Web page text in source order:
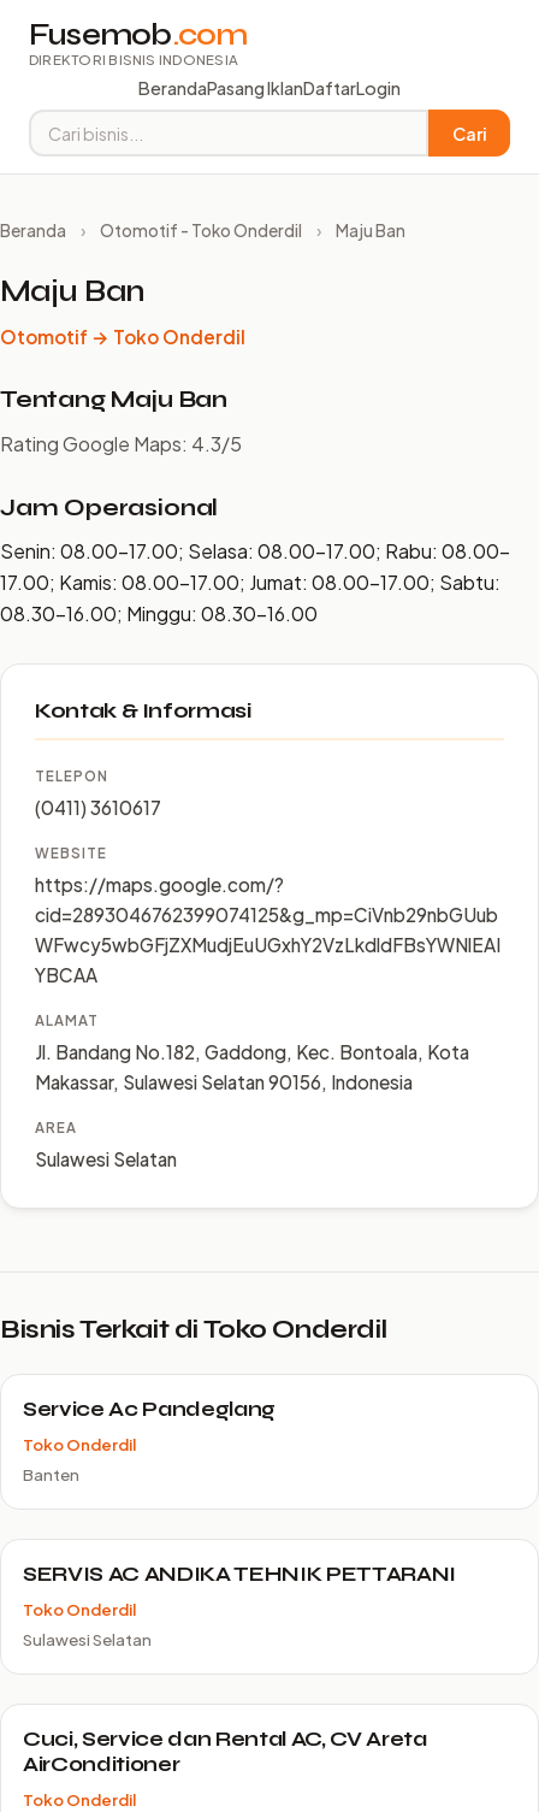
Fusemob.com
DIREKTORI BISNIS INDONESIA
BerandaPasang IklanDaftarLogin
Cari
Beranda › Otomotif - Toko Onderdil › Maju Ban
Maju Ban
Otomotif → Toko Onderdil
Tentang Maju Ban
Rating Google Maps: 4.3/5
Jam Operasional
Senin: 08.00–17.00; Selasa: 08.00–17.00; Rabu: 08.00–
17.00; Kamis: 08.00–17.00; Jumat: 08.00–17.00; Sabtu:
08.30–16.00; Minggu: 08.30–16.00
Kontak & Informasi
TELEPON
(0411) 3610617
WEBSITE
https://maps.google.com/?
cid=2893046762399074125&g_mp=CiVnb29nbGUub
WFwcy5wbGFjZXMudjEuUGxhY2VzLkdldFBsYWNlEAI
YBCAA
ALAMAT
Jl. Bandang No.182, Gaddong, Kec. Bontoala, Kota
Makassar, Sulawesi Selatan 90156, Indonesia
AREA
Sulawesi Selatan
Bisnis Terkait di Toko Onderdil
Service Ac Pandeglang
Toko Onderdil
Banten
SERVIS AC ANDIKA TEHNIK PETTARANI
Toko Onderdil
Sulawesi Selatan
Cuci, Service dan Rental AC, CV Areta
AirConditioner
Toko Onderdil